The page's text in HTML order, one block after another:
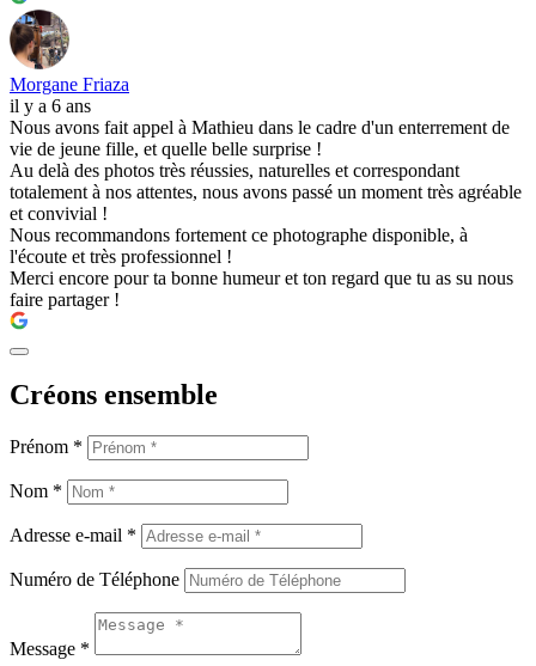
Morgane Friaza
il y a 6 ans
Nous avons fait appel à Mathieu dans le cadre d'un enterrement de
vie de jeune fille, et quelle belle surprise !
Au delà des photos très réussies, naturelles et correspondant
totalement à nos attentes, nous avons passé un moment très agréable
et convivial !
Nous recommandons fortement ce photographe disponible, à
l'écoute et très professionnel !
Merci encore pour ta bonne humeur et ton regard que tu as su nous
faire partager !
Créons ensemble
Prénom *
Nom *
Adresse e-mail *
Numéro de Téléphone
Message *